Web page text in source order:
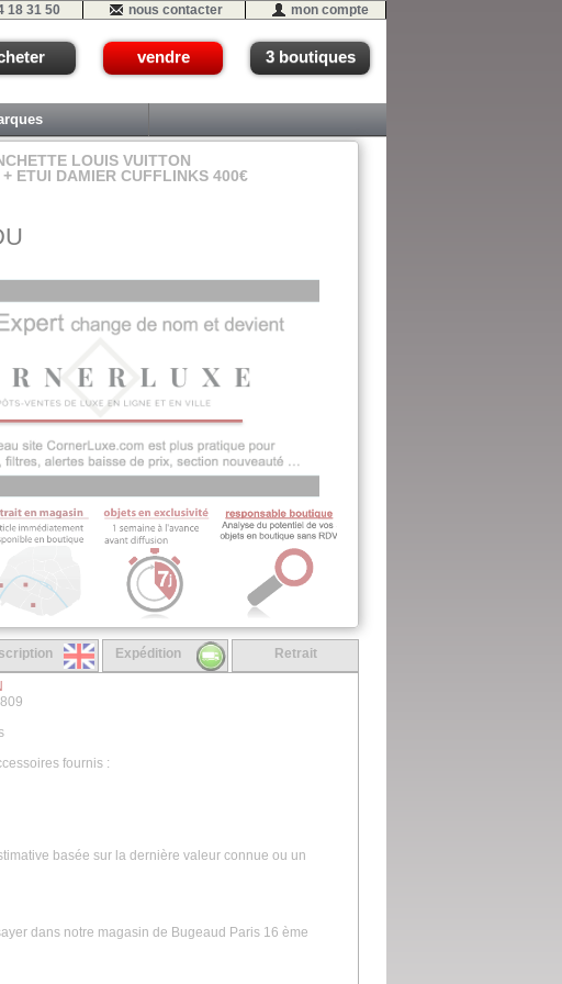
18 31 50 nous contacter mon compte
vendre 3 boutiques
LOUIS VUITTON
ETUI DAMIER CUFFLINKS 400€
Expédition Retrait
fournis :
basée sur la dernière valeur connue ou un
dans notre magasin de Bugeaud Paris 16 ème